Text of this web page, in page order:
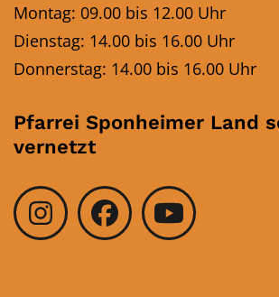
Montag: 09.00 bis 12.00 Uhr
Dienstag: 14.00 bis 16.00 Uhr
Donnerstag: 14.00 bis 16.00 Uhr
Pfarrei Sponheimer Land
vernetzt